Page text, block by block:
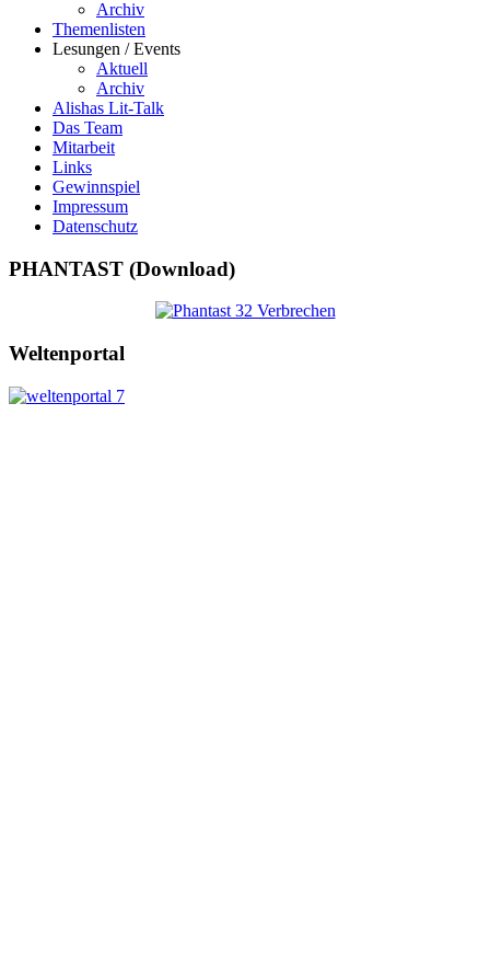
Archiv
Themenlisten
Lesungen / Events
Aktuell
Archiv
Alishas Lit-Talk
Das Team
Mitarbeit
Links
Gewinnspiel
Impressum
Datenschutz
PHANTAST (Download)
Weltenportal